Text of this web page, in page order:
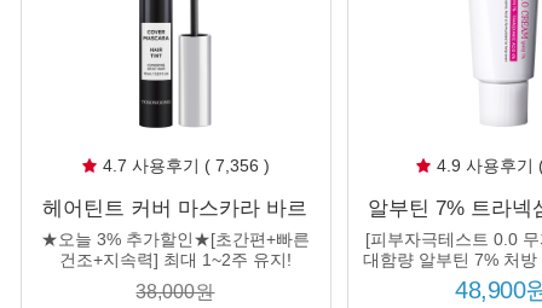
4.7 사용후기 ( 7,356 )
헤어틴트 커버 마스카라 바르
는 간편 흰머리 부분 새치커버
스틱 남자 여자 뿌리 새치커버
제
★오늘 3% 추가할인★[초간편+빠른
건조+지속력] 최대 1~2주 유지!
38,000원
4.9 사용후기
알부틴 7% 트라넥
림 50ml 나이아신
추가 처방 3종 브라
으로 효능
[피부자극테스트 0.0
대함량 알부틴 7% 처
4%, 피부를 투명하
48,900